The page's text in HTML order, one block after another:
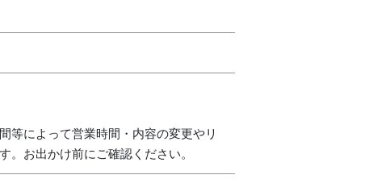
等によって営業時間・内容の変更やリ
。お出かけ前にご確認ください。